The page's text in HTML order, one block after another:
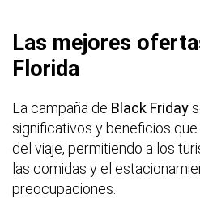
Las mejores
Florida
La campaña de Black Friday
significativos y beneficios
del viaje, permitiendo a los
las comidas y el
preocupaciones.